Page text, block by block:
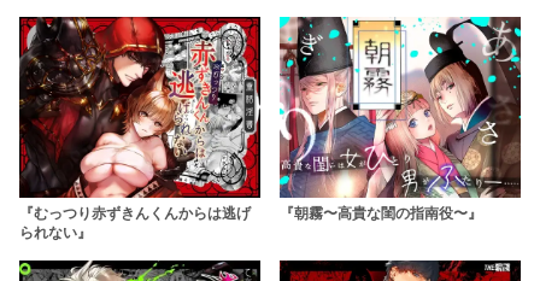
『むっつり赤ずきんくんからは逃げ
られない』
『朝霧〜高貴な閨の指南役〜』